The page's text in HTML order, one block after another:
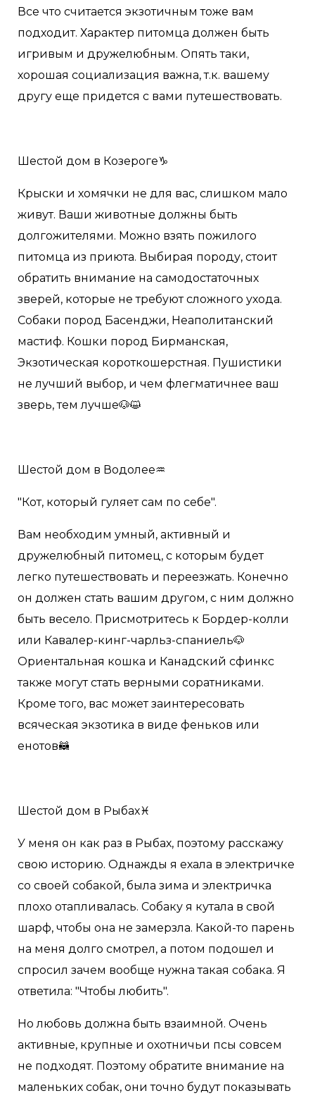
Все что считается экзотичным тоже вам
подходит. Характер питомца должен быть
игривым и дружелюбным. Опять таки,
хорошая социализация важна, т.к. вашему
другу еще придется с вами путешествовать.
Шестой дом в Козероге♑️
Крыски и хомячки не для вас, слишком мало
живут. Ваши животные должны быть
долгожителями. Можно взять пожилого
питомца из приюта. Выбирая породу, стоит
обратить внимание на самодостаточных
зверей, которые не требуют сложного ухода.
Собаки пород Басенджи, Неаполитанский
мастиф. Кошки пород Бирманская,
Экзотическая короткошерстная. Пушистики
не лучший выбор, и чем флегматичнее ваш
зверь, тем лучше🐶😺
Шестой дом в Водолее♒️
"Кот, который гуляет сам по себе".
Вам необходим умный, активный и
дружелюбный питомец, с которым будет
легко путешествовать и переезжать. Конечно
он должен стать вашим другом, с ним должно
быть весело. Присмотритесь к Бордер-колли
или Кавалер-кинг-чарльз-спаниель🐶
Ориентальная кошка и Канадский сфинкс
также могут стать верными соратниками.
Кроме того, вас может заинтересовать
всяческая экзотика в виде феньков или
енотов🦝
Шестой дом в Рыбах♓️
У меня он как раз в Рыбах, поэтому расскажу
свою историю. Однажды я ехала в электричке
со своей собакой, была зима и электричка
плохо отапливалась. Собаку я кутала в свой
шарф, чтобы она не замерзла. Какой-то парень
на меня долго смотрел, а потом подошел и
спросил зачем вообще нужна такая собака. Я
ответила: "Чтобы любить".
Но любовь должна быть взаимной. Очень
активные, крупные и охотничьи псы совсем
не подходят. Поэтому обратите внимание на
маленьких собак, они точно будут показывать